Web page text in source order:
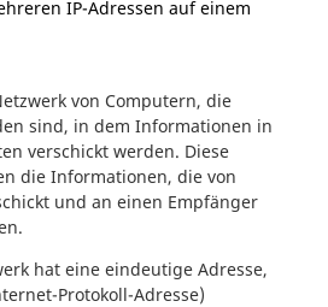
von Computern, die
sind, in dem Informationen in
verschickt werden. Diese
die Informationen, die von
und an einen Empfänger
hat eine eindeutige Adresse,
Protokoll-Adresse)